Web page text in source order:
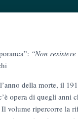
“Non
della morte, il
opera di quegli anni
volume ripercorre la